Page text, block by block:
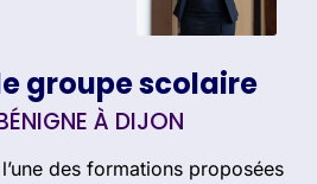
groupe scolaire
À DIJON
des formations proposées